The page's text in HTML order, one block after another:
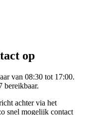
op
van 08:30 tot 17:00.
bereikbaar.
achter via het
snel mogelijk contact